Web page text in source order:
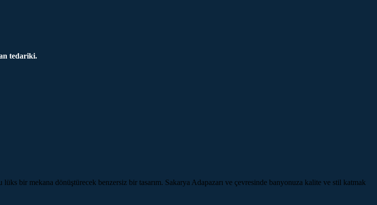
tedariki.
bir mekana dönüştürecek benzersiz bir tasarım. Sakarya Adapazarı ve çevresinde banyonuza kalite ve stil katmak